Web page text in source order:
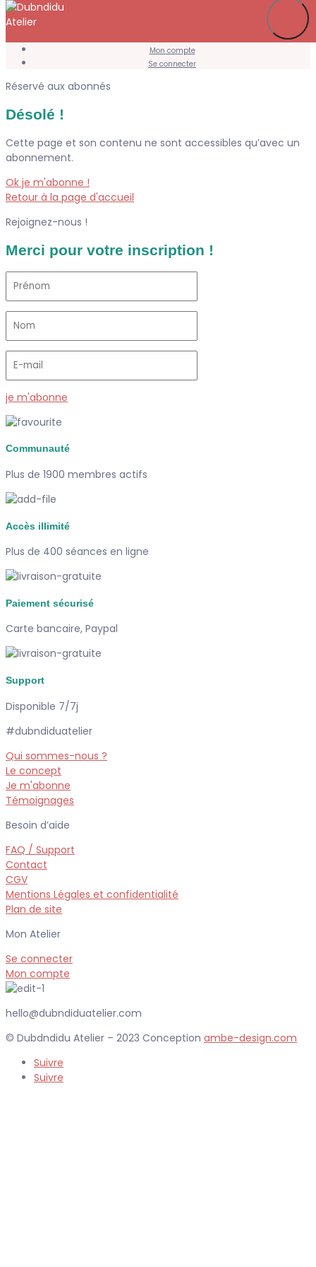
Mon compte
Se connecter
Réservé aux abonnés
Désolé !
Cette page et son contenu ne sont accessibles qu’avec un
abonnement.
Ok je m'abonne !
Retour à la page d'accueil
Rejoignez-nous !
Merci pour votre inscription !
je m'abonne
Communauté
Plus de 1900 membres actifs
Accès illimité
Plus de 400 séances en ligne
Paiement sécurisé
Carte bancaire, Paypal
Support
Disponible 7/7j
#dubndiduatelier
Qui sommes-nous ?
Le concept
Je m'abonne
Témoignages
Besoin d’aide
FAQ / Support
Contact
CGV
Mentions Légales et confidentialité
Plan de site
Mon Atelier
Se connecter
Mon compte
hello@dubndiduatelier.com
© Dubdndidu Atelier – 2023 Conception ambe-design.com
Suivre
Suivre